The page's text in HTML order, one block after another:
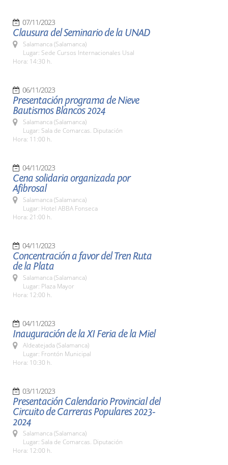
07/11/2023
Clausura del Seminario de la UNAD
Salamanca (Salamanca)
Lugar: Sede Cursos Internacionales Usal
Hora: 14:30 h.
06/11/2023
Presentación programa de Nieve
Bautismos Blancos 2024
Salamanca (Salamanca)
Lugar: Sala de Comarcas. Diputación
Hora: 11:00 h.
04/11/2023
Cena solidaria organizada por
Afibrosal
Salamanca (Salamanca)
Lugar: Hotel ABBA Fonseca
Hora: 21:00 h.
04/11/2023
Concentración a favor del Tren Ruta
de la Plata
Salamanca (Salamanca)
Lugar: Plaza Mayor
Hora: 12:00 h.
04/11/2023
Inauguración de la XI Feria de la Miel
Aldeatejada (Salamanca)
Lugar: Frontón Municipal
Hora: 10:30 h.
03/11/2023
Presentación Calendario Provincial del
Circuito de Carreras Populares 2023-
2024
Salamanca (Salamanca)
Lugar: Sala de Comarcas. Diputación
Hora: 12:00 h.